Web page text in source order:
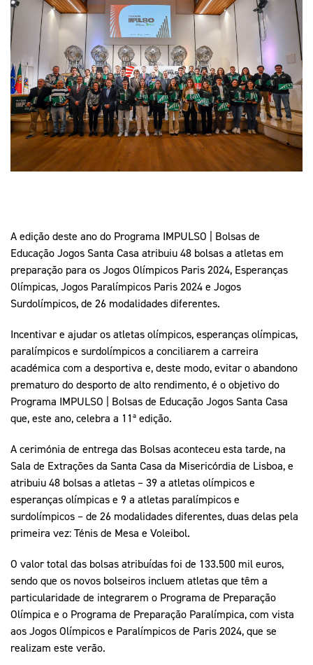
Marketing
Media
Documentos
Contactos
Mais Desporto
Arquivo Histórico
Educação
Equipa Portugal
Arquivo Histórico
Educação Olímpica
Equipa Portugal
A edição deste ano do Programa IMPULSO | Bolsas de
Educação Jogos Santa Casa atribuiu 48 bolsas a atletas em
preparação para os Jogos Olímpicos Paris 2024, Esperanças
Olímpicas, Jogos Paralímpicos Paris 2024 e Jogos
Surdolímpicos, de 26 modalidades diferentes.
Incentivar e ajudar os atletas olímpicos, esperanças olímpicas,
paralímpicos e surdolímpicos a conciliarem a carreira
académica com a desportiva e, deste modo, evitar o abandono
prematuro do desporto de alto rendimento, é o objetivo do
Programa IMPULSO | Bolsas de Educação Jogos Santa Casa
que, este ano, celebra a 11ª edição.
A cerimónia de entrega das Bolsas aconteceu esta tarde, na
Sala de Extrações da Santa Casa da Misericórdia de Lisboa, e
atribuiu 48 bolsas a atletas – 39 a atletas olímpicos e
esperanças olímpicas e 9 a atletas paralímpicos e
surdolímpicos – de 26 modalidades diferentes, duas delas pela
primeira vez: Ténis de Mesa e Voleibol.
O valor total das bolsas atribuídas foi de 133.500 mil euros,
sendo que os novos bolseiros incluem atletas que têm a
particularidade de integrarem o Programa de Preparação
Olímpica e o Programa de Preparação Paralímpica, com vista
aos Jogos Olímpicos e Paralímpicos de Paris 2024, que se
realizam este verão.